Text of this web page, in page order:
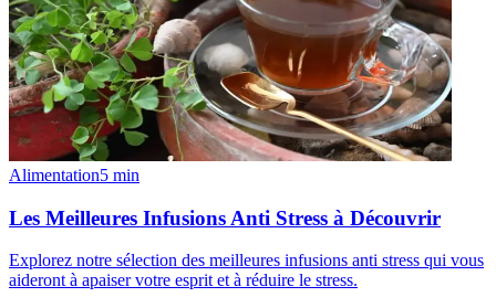
Alimentation5 min
Les Meilleures Infusions Anti Stress à Découvrir
Explorez notre sélection des meilleures infusions anti stress qui vous
aideront à apaiser votre esprit et à réduire le stress.